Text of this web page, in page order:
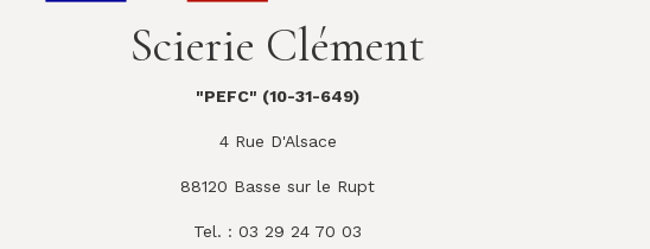
Scierie Clément
"PEFC" (10-31-649)
4 Rue D'Alsace
88120 Basse sur le Rupt
Tel. : 03 29 24 70 03